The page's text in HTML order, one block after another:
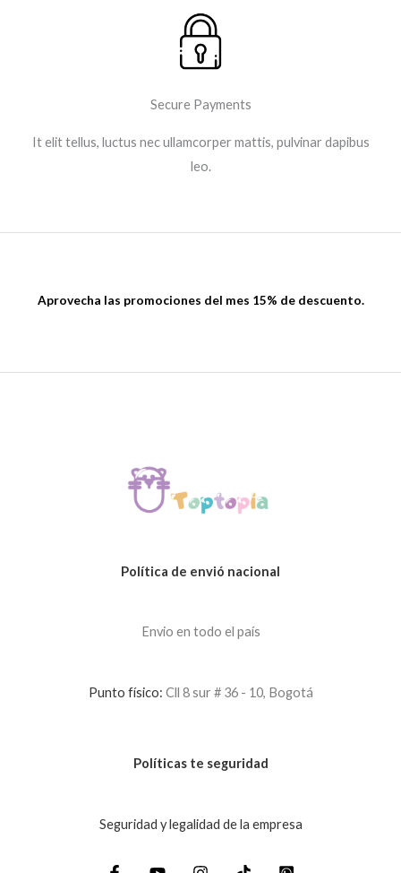
Secure Payments
It elit tellus, luctus nec ullamcorper mattis, pulvinar dapibus
leo.​
Aprovecha las promociones del mes 15% de descuento.
Política de envió nacional
Envio en todo el país
Punto físico: Cll 8 sur # 36 - 10, Bogotá
Políticas te seguridad
Seguridad y legalidad de la empresa